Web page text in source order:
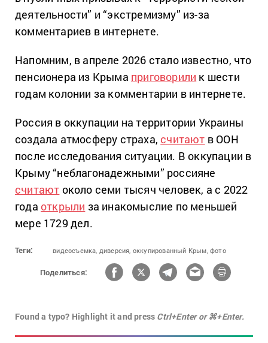
деятельности” и “экстремизму” из-за
комментариев в интернете.
Напомним, в апреле 2026 стало известно, что
пенсионера из Крыма приговорили к шести
годам колонии за комментарии в интернете.
Россия в оккупации на территории Украины
создала атмосферу страха, считают в ООН
после исследования ситуации. В оккупации в
Крыму “неблагонадежными” россияне
считают около семи тысяч человек, а с 2022
года открыли за инакомыслие по меньшей
мере 1729 дел.
Теги: видеосъемка, диверсия, оккупированный Крым, фото
Поделиться:
Found a typo? Highlight it and press Ctrl+Enter or ⌘+Enter.